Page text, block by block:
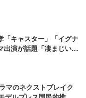
キャスター」「イグナ
出演が話題「凄まじい活
マのネクストブレイク